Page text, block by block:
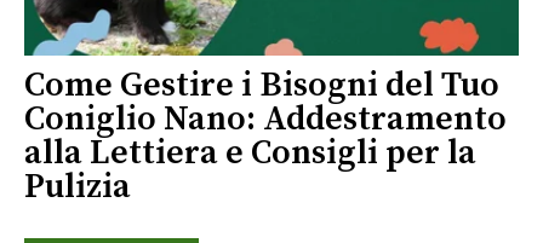
Come Gestire i Bisogni del Tuo
Coniglio Nano: Addestramento
alla Lettiera e Consigli per la
Pulizia